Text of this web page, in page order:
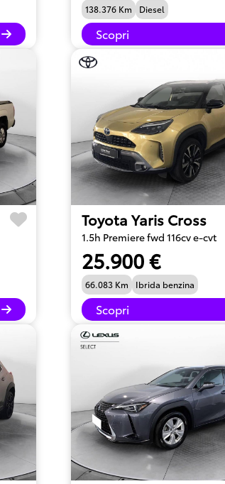
138.376 Km Diesel
Scopri
Toyota Yaris Cross
1.5h Premiere fwd 116cv e-cvt
25.900 €
66.083 Km Ibrida benzina
Scopri